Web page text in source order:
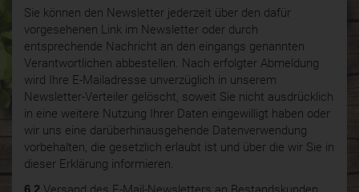
Sie können den Newsletter jederzeit über den dafür
vorgesehenen Link im Newsletter oder durch
entsprechende Nachricht an den eingangs genannten
Verantwortlichen abbestellen. Nach erfolgter Abmeldung
wird Ihre E-Mailadresse unverzüglich in unserem
Newsletter-Verteiler gelöscht, soweit Sie nicht ausdrücklich
in eine weitere Nutzung Ihrer Daten eingewilligt haben oder
wir uns eine darüberhinausgehende Datenverwendung
vorbehalten, die gesetzlich erlaubt ist und über die wir Sie in
dieser Erklärung informieren.